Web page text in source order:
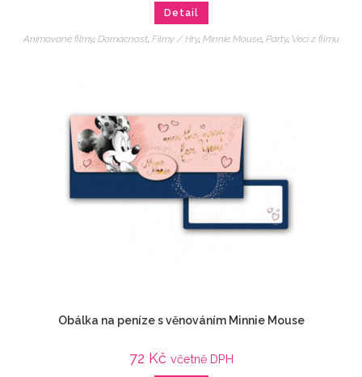
Detail
Animované filmy, Domácnost, Filmy / Hry, Minnie Mouse, Párty, Veci z filmu
Obálka na peníze s věnováním Minnie Mouse
72 Kč včetně DPH